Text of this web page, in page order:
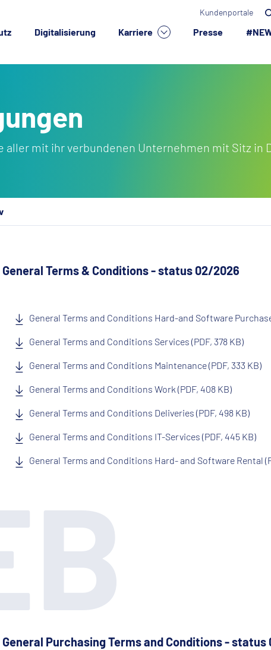
Digitalisierung Karriere Presse
Kundenportale
aller mit ihr verbundenen Unternehmen mit Sitz in
General Terms & Conditions - status 02/2026
General Terms and Conditions Hard-and Software
General Terms and Conditions Services (PDF, 378 KB)
General Terms and Conditions Maintenance (PDF, 333 KB)
General Terms and Conditions Work (PDF, 408 KB)
General Terms and Conditions Deliveries (PDF, 498 KB)
General Terms and Conditions IT-Services (PDF, 445 KB)
General Terms and Conditions Hard- and Software Rental
General Purchasing Terms and Conditions - status